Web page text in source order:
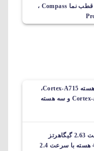
Accelerometer ، قطب نما Compass ،
8 هسته ای یک هسته Cortex-A715،
چهار هسته Cortex-A715 و سه هسته
1 هسته با سرعت 2.63 گیگاهرتز
Cortex-A715 و 4 هسته با سرعت 2.4